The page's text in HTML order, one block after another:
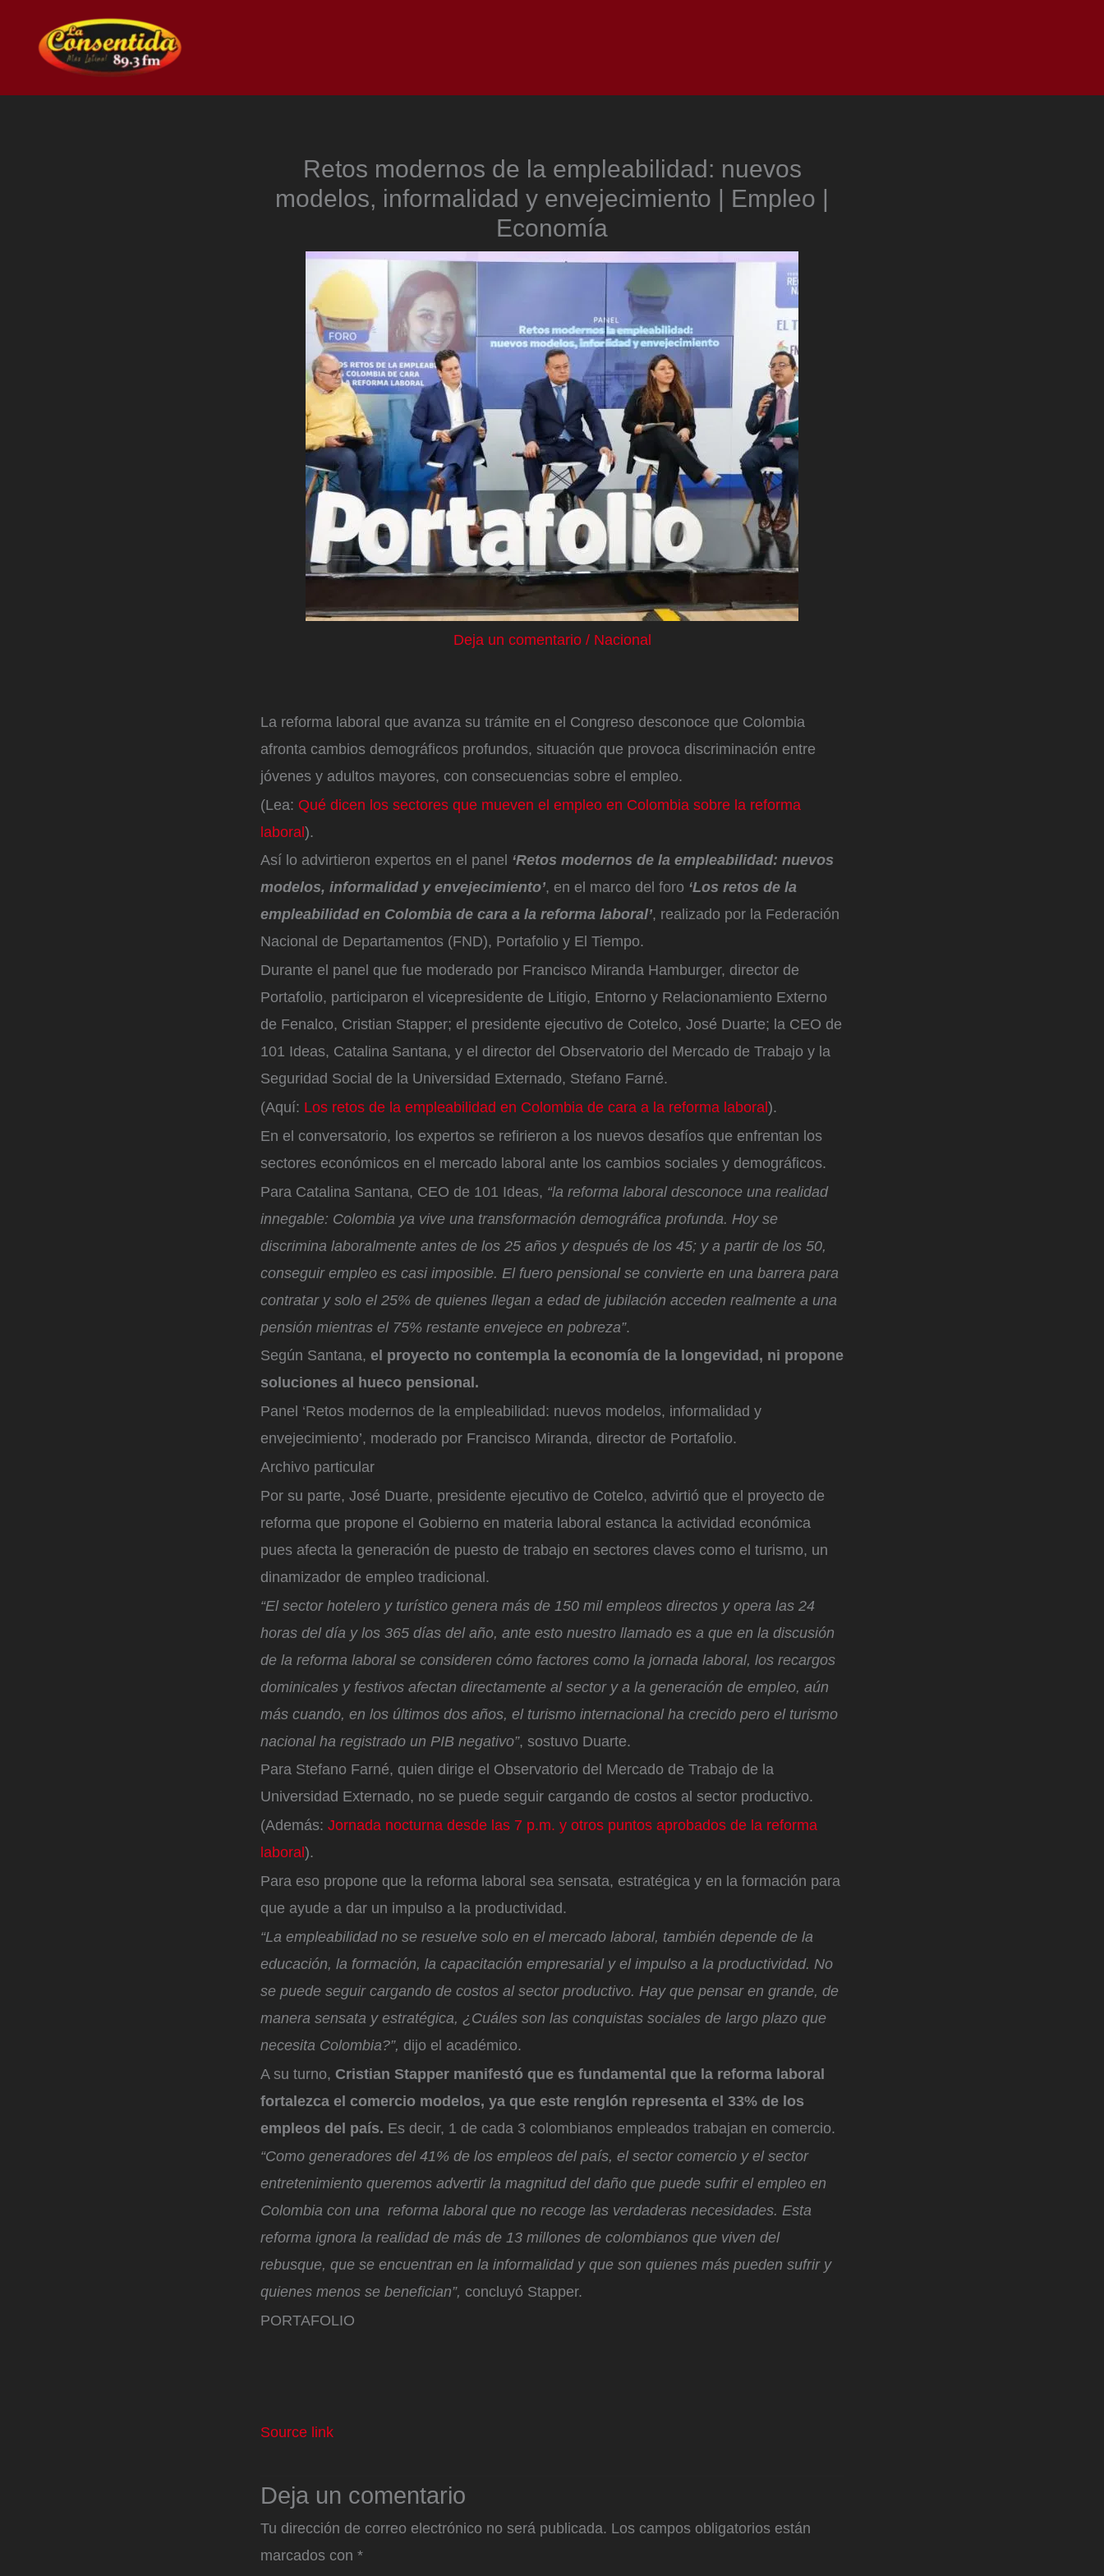
contenido
Retos modernos de la empleabilidad: nuevos
modelos, informalidad y envejecimiento | Empleo |
Economía
Deja un comentario / Nacional
La reforma laboral que avanza su trámite en el Congreso desconoce que Colombia
afronta cambios demográficos profundos, situación que provoca discriminación entre
jóvenes y adultos mayores, con consecuencias sobre el empleo.
(Lea: Qué dicen los sectores que mueven el empleo en Colombia sobre la reforma
laboral).
Así lo advirtieron expertos en el panel ‘Retos modernos de la empleabilidad: nuevos
modelos, informalidad y envejecimiento’, en el marco del foro ‘Los retos de la
empleabilidad en Colombia de cara a la reforma laboral’, realizado por la Federación
Nacional de Departamentos (FND), Portafolio y El Tiempo.
Durante el panel que fue moderado por Francisco Miranda Hamburger, director de
Portafolio, participaron el vicepresidente de Litigio, Entorno y Relacionamiento Externo
de Fenalco, Cristian Stapper; el presidente ejecutivo de Cotelco, José Duarte; la CEO de
101 Ideas, Catalina Santana, y el director del Observatorio del Mercado de Trabajo y la
Seguridad Social de la Universidad Externado, Stefano Farné.
(Aquí: Los retos de la empleabilidad en Colombia de cara a la reforma laboral).
En el conversatorio, los expertos se refirieron a los nuevos desafíos que enfrentan los
sectores económicos en el mercado laboral ante los cambios sociales y demográficos.
Para Catalina Santana, CEO de 101 Ideas, “la reforma laboral desconoce una realidad
innegable: Colombia ya vive una transformación demográfica profunda. Hoy se
discrimina laboralmente antes de los 25 años y después de los 45; y a partir de los 50,
conseguir empleo es casi imposible. El fuero pensional se convierte en una barrera para
contratar y solo el 25% de quienes llegan a edad de jubilación acceden realmente a una
pensión mientras el 75% restante envejece en pobreza”.
Según Santana, el proyecto no contempla la economía de la longevidad, ni propone
soluciones al hueco pensional.
Panel ‘Retos modernos de la empleabilidad: nuevos modelos, informalidad y
envejecimiento’, moderado por Francisco Miranda, director de Portafolio.
Archivo particular
Por su parte, José Duarte, presidente ejecutivo de Cotelco, advirtió que el proyecto de
reforma que propone el Gobierno en materia laboral estanca la actividad económica
pues afecta la generación de puesto de trabajo en sectores claves como el turismo, un
dinamizador de empleo tradicional.
“El sector hotelero y turístico genera más de 150 mil empleos directos y opera las 24
horas del día y los 365 días del año, ante esto nuestro llamado es a que en la discusión
de la reforma laboral se consideren cómo factores como la jornada laboral, los recargos
dominicales y festivos afectan directamente al sector y a la generación de empleo, aún
más cuando, en los últimos dos años, el turismo internacional ha crecido pero el turismo
nacional ha registrado un PIB negativo”, sostuvo Duarte.
Para Stefano Farné, quien dirige el Observatorio del Mercado de Trabajo de la
Universidad Externado, no se puede seguir cargando de costos al sector productivo.
(Además: Jornada nocturna desde las 7 p.m. y otros puntos aprobados de la reforma
laboral ).
Para eso propone que la reforma laboral sea sensata, estratégica y en la formación para
que ayude a dar un impulso a la productividad.
“La empleabilidad no se resuelve solo en el mercado laboral, también depende de la
educación, la formación, la capacitación empresarial y el impulso a la productividad. No
se puede seguir cargando de costos al sector productivo. Hay que pensar en grande, de
manera sensata y estratégica, ¿Cuáles son las conquistas sociales de largo plazo que
necesita Colombia?”, dijo el académico.
A su turno, Cristian Stapper manifestó que es fundamental que la reforma laboral
fortalezca el comercio modelos, ya que este renglón representa el 33% de los
empleos del país. Es decir, 1 de cada 3 colombianos empleados trabajan en comercio.
“Como generadores del 41% de los empleos del país, el sector comercio y el sector
entretenimiento queremos advertir la magnitud del daño que puede sufrir el empleo en
Colombia con una reforma laboral que no recoge las verdaderas necesidades. Esta
reforma ignora la realidad de más de 13 millones de colombianos que viven del
rebusque, que se encuentran en la informalidad y que son quienes más pueden sufrir y
quienes menos se benefician”, concluyó Stapper.
PORTAFOLIO
Source link
Deja un comentario
Tu dirección de correo electrónico no será publicada. Los campos obligatorios están
marcados con *